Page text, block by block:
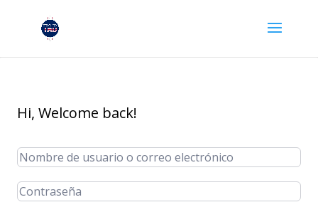
Hi, Welcome back!